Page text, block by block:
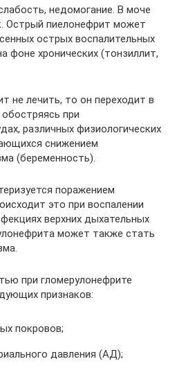
недомогание. В моче
Острый пиелонефрит может
острых воспалительных
фоне хронических (тонзиллит,
не лечить, то он переходит в
при
различных физиологических
снижением
(беременность).
поражением
это при воспалении
верхних дыхательных
может также стать
при гломерулонефрите
признаков:
покровов;
давления (АД);